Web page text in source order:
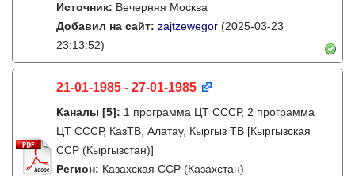
Источник: Вечерняя Москва
Добавил на сайт: zajtzewegor (2025-03-23
23:13:52)
21-01-1985 - 27-01-1985
Каналы [5]: 1 программа ЦТ СССР, 2 программа
ЦТ СССР, КазТВ, Алатау, Кыргыз ТВ [Кыргызская
ССР (Кыргызстан)]
Регион: Казахская ССР (Казахстан)